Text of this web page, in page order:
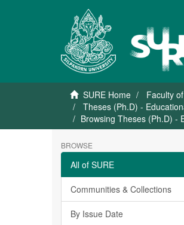
SURE Home Faculty
Theses (Ph.D) -
Browsing Theses (Ph.D)
BROWSE
All of SURE
Communities & Collections
By Issue Date